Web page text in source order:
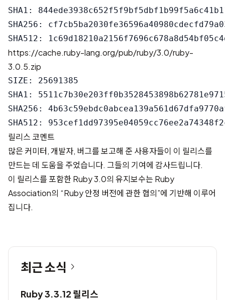
SHA1:
SHA256:
https://cache.ruby-lang.org/pub/ruby/3.0/ruby-
3.0.5.zip
SIZE: 25691385
SHA1:
SHA256:
릴리스 코멘트
많은 커미터, 개발자, 버그를 보고해 준 사용자들이 이 릴리스를
만드는 데 도움을 주었습니다. 그들의 기여에 감사드립니다.
이 릴리스를 포함한 Ruby 3.0의 유지보수는 Ruby
Association의 “Ruby 안정 버전에 관한 협의”에 기반해 이루어
집니다.
최근 소식
Ruby 3.3.12 릴리스